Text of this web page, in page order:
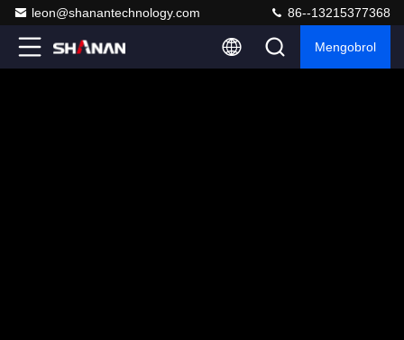
leon@shanantechnology.com 86--13215377368
Mengobrol